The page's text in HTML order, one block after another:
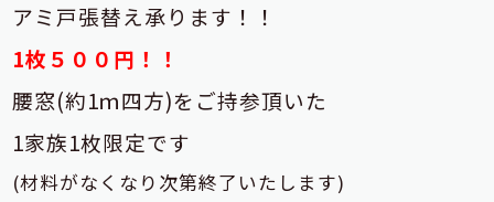
アミ戸張替え承ります！！
1枚５００円！！
腰窓(約1ｍ四方)をご持参頂いた
1家族1枚限定です
(材料がなくなり次第終了いたします)